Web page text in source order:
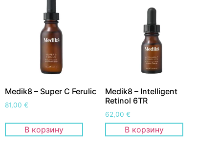
Medik8 – Super C Ferulic
81,00 €
В корзину
Medik8 – Intelligent
Retinol 6TR
62,00€
В корзину